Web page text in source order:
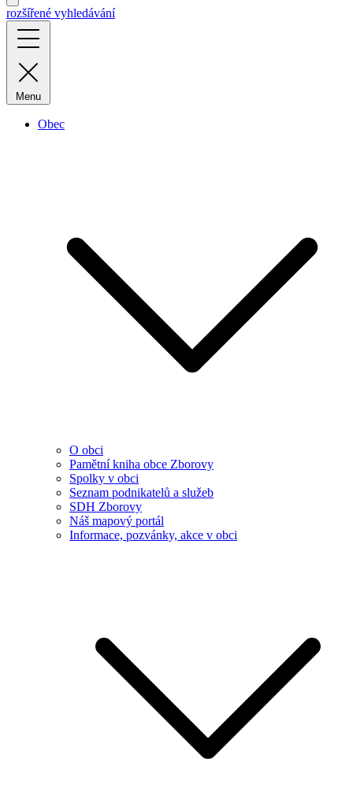
rozšířené vyhledávání
Menu
Obec
O obci
Pamětní kniha obce Zborovy
Spolky v obci
Seznam podnikatelů a služeb
SDH Zborovy
Náš mapový portál
Informace, pozvánky, akce v obci